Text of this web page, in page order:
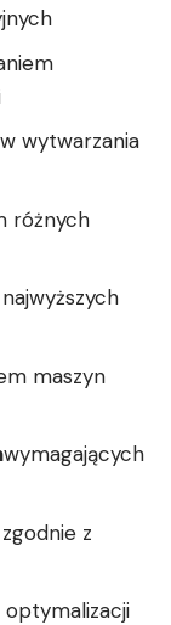
wytwarzania
różnych
maszyn
wymagających
z
optymalizacji